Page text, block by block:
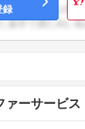
録
ァーサービス